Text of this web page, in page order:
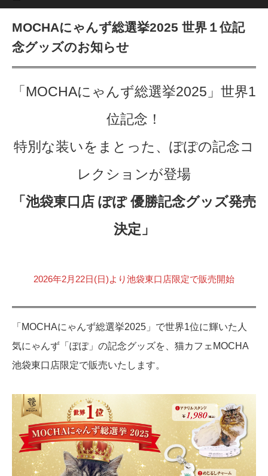
MOCHAにゃんず総選挙2025 世界１位記
念グッズのお知らせ
「MOCHAにゃんず総選挙2025」世界1
位記念！
特別な装いをまとった、ぽぽの記念コ
レクションが登場
「池袋東口店 ぽぽ 優勝記念グッズ発売
決定」
2026年2月22日(日)より池袋東口店限定で販売開始
「MOCHAにゃんず総選挙2025」で世界1位に輝いた人
気にゃんず「ぽぽ」の記念グッズを、猫カフェMOCHA
池袋東口店限定で販売いたします。